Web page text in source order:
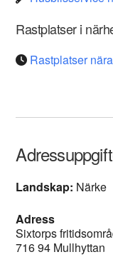
Rastplatser i
Rastplatser
Landskap: Närke
Adress
Sixtorps
716 94 Mullhyttan